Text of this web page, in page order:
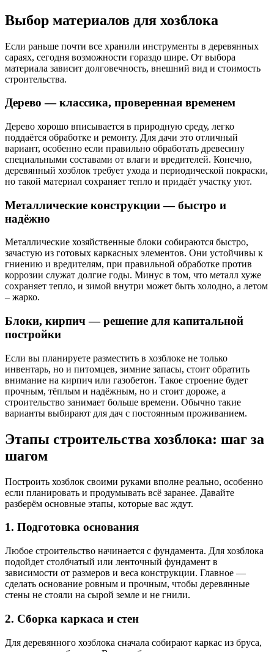
Выбор материалов для хозблока
Если раньше почти все хранили инструменты в деревянных
сараях, сегодня возможности гораздо шире. От выбора
материала зависит долговечность, внешний вид и стоимость
строительства.
Дерево — классика, проверенная временем
Дерево хорошо вписывается в природную среду, легко
поддаётся обработке и ремонту. Для дачи это отличный
вариант, особенно если правильно обработать древесину
специальными составами от влаги и вредителей. Конечно,
деревянный хозблок требует ухода и периодической покраски,
но такой материал сохраняет тепло и придаёт участку уют.
Металлические конструкции — быстро и
надёжно
Металлические хозяйственные блоки собираются быстро,
зачастую из готовых каркасных элементов. Они устойчивы к
гниению и вредителям, при правильной обработке против
коррозии служат долгие годы. Минус в том, что металл хуже
сохраняет тепло, и зимой внутри может быть холодно, а летом
– жарко.
Блоки, кирпич — решение для капитальной
постройки
Если вы планируете разместить в хозблоке не только
инвентарь, но и питомцев, зимние запасы, стоит обратить
внимание на кирпич или газобетон. Такое строение будет
прочным, тёплым и надёжным, но и стоит дороже, а
строительство занимает больше времени. Обычно такие
варианты выбирают для дач с постоянным проживанием.
Этапы строительства хозблока: шаг за
шагом
Построить хозблок своими руками вполне реально, особенно
если планировать и продумывать всё заранее. Давайте
разберём основные этапы, которые вас ждут.
1. Подготовка основания
Любое строительство начинается с фундамента. Для хозблока
подойдет столбчатый или ленточный фундамент в
зависимости от размеров и веса конструкции. Главное —
сделать основание ровным и прочным, чтобы деревянные
стены не стояли на сырой земле и не гнили.
2. Сборка каркаса и стен
Для деревянного хозблока сначала собирают каркас из бруса,